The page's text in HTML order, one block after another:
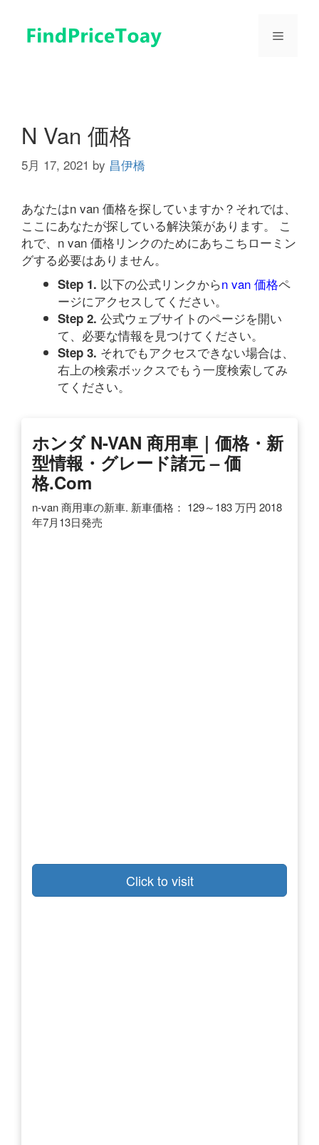
メ
N Van 価格
5月 17, 2021 by 昌伊橋
あなたはn van 価格を探していますか？それでは、
ここにあなたが探している解決策があります。 こ
れで、n van 価格リンクのためにあちこちローミン
グする必要はありません。
Step 1. 以下の公式リンクからn van 価格ペ
ージにアクセスしてください。
Step 2. 公式ウェブサイトのページを開い
て、必要な情報を見つけてください。
Step 3. それでもアクセスできない場合は、
右上の検索ボックスでもう一度検索してみ
てください。
ホンダ N-VAN 商用車｜価格・新
型情報・グレード諸元 – 価
格.com
n-van 商用車の新車. 新車価格： 129～183 万円 2018
年7月13日発売
Click to visit